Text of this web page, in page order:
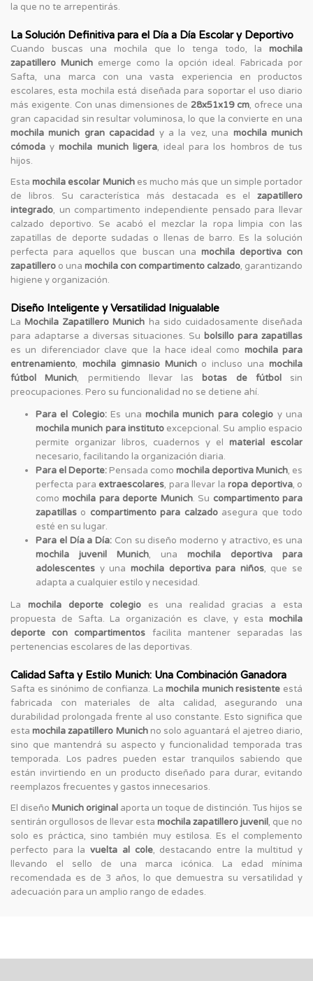
la que no te arrepentirás.
La Solución Definitiva para el Día a Día Escolar y Deportivo
Cuando buscas una mochila que lo tenga todo, la mochila
zapatillero Munich emerge como la opción ideal. Fabricada por
Safta, una marca con una vasta experiencia en productos
escolares, esta mochila está diseñada para soportar el uso diario
más exigente. Con unas dimensiones de 28x51x19 cm, ofrece una
gran capacidad sin resultar voluminosa, lo que la convierte en una
mochila munich gran capacidad y a la vez, una mochila munich
cómoda ymochila munich ligera, ideal para los hombros de tus
hijos.
Estamochila escolar Muniches mucho más que un simple portador
de libros. Su característica más destacada es el zapatillero
integrado, un compartimento independiente pensado para llevar
calzado deportivo. Se acabó el mezclar la ropa limpia con las
zapatillas de deporte sudadas o llenas de barro. Es la solución
perfecta para aquellos que buscan una mochila deportiva con
zapatillero o una mochila con compartimento calzado, garantizando
higiene y organización.
Diseño Inteligente y Versatilidad Inigualable
LaMochila Zapatillero Munich ha sido cuidadosamente diseñada
para adaptarse a diversas situaciones. Su bolsillo para zapatillas
es un diferenciador clave que la hace ideal como mochila para
entrenamiento, mochila gimnasio Municho incluso unamochila
fútbol Munich, permitiendo llevar lasbotas de fútbolsin
preocupaciones. Pero su funcionalidad no se detiene ahí.
Para el Colegio:Es unamochila munich para colegio y una
mochila munich para institutoexcepcional. Su amplio espacio
permite organizar libros, cuadernos y el material escolar
necesario, facilitando la organización diaria.
Para el Deporte: Pensada como mochila deportiva Munich, es
perfecta para extraescolares, para llevar la ropa deportiva, o
comomochila para deporte Munich. Su compartimento para
zapatillas o compartimento para calzadoasegura que todo
esté en su lugar.
Para el Día a Día: Con su diseño moderno y atractivo, es una
mochila juvenil Munich, una mochila deportiva para
adolescentes y una mochila deportiva para niños, que se
adapta a cualquier estilo y necesidad.
La mochila deporte colegio es una realidad gracias a esta
propuesta de Safta. La organización es clave, y esta mochila
deporte con compartimentos facilita mantener separadas las
pertenencias escolares de las deportivas.
Calidad Safta y Estilo Munich: Una Combinación Ganadora
Safta es sinónimo de confianza. Lamochila munich resistente está
fabricada con materiales de alta calidad, asegurando una
durabilidad prolongada frente al uso constante. Esto significa que
estamochila zapatillero Munichno solo aguantará el ajetreo diario,
sino que mantendrá su aspecto y funcionalidad temporada tras
temporada. Los padres pueden estar tranquilos sabiendo que
están invirtiendo en un producto diseñado para durar, evitando
reemplazos frecuentes y gastos innecesarios.
El diseño Munich original aporta un toque de distinción. Tus hijos se
sentirán orgullosos de llevar esta mochila zapatillero juvenil, que no
solo es práctica, sino también muy estilosa. Es el complemento
perfecto para lavuelta al cole, destacando entre la multitud y
llevando el sello de una marca icónica. La edad mínima
recomendada es de 3 años, lo que demuestra su versatilidad y
adecuación para un amplio rango de edades.